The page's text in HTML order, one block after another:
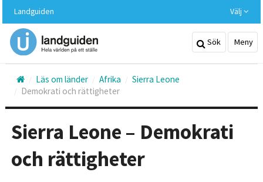
huvudinnehållet
Landguiden Välj
Sök Meny
Läs om länder Afrika
Sierra Leone
Demokrati och rättigheter
Sierra Leone – Demokrati
och rättigheter